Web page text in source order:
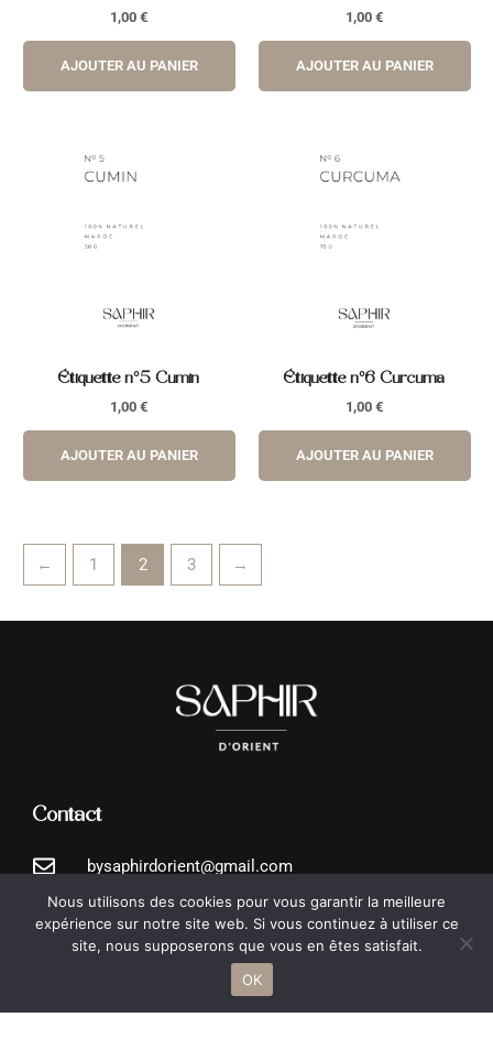
1,00 €
AJOUTER AU PANIER
1,00 €
AJOUTER AU PANIER
Étiquette n°5 Cumin
1,00 €
AJOUTER AU PANIER
Étiquette n°6 Curcuma
1,00 €
AJOUTER AU PANIER
← 1 2 3 →
Contact
bysaphirdorient@gmail.com
Nos épices
Nous utilisons des cookies pour vous garantir la meilleure
expérience sur notre site web. Si vous continuez à utiliser ce
site, nous supposerons que vous en êtes satisfait.
OK